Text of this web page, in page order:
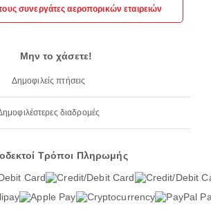
συνεργάτες αεροπορικών εταιρειών
Μην το χάσετε!
Δημοφιλείς πτήσεις
διαδρομές
Τρόποι Πληρωμής